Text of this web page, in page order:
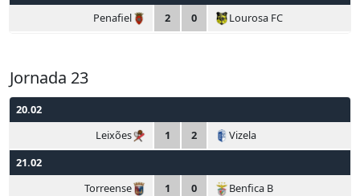
Penafiel
2 0 Lourosa FC
Jornada 23
20.02
Leixões
1 2
Vizela
21.02
Torreense
1 0
Benfica B